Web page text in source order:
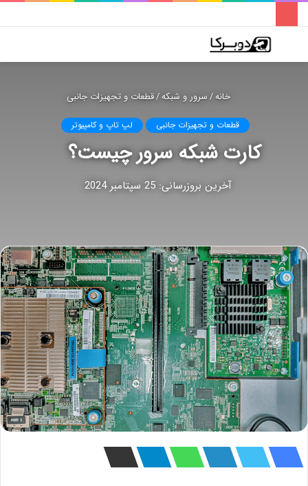
پوسته
فهرست
خانه/سرور و شبکه/قطعات و تجهیزات جانبی
قطعات و تجهیزات جانبی لپ تاپ و کامپیوتر
کارت شبکه سرور چیست؟
آخرین بروزرسانی: 25 سپتامبر 2024